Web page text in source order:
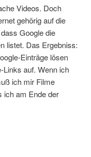
Videos. Doch
gehörig auf die
Google die
listet. Das Ergebniss:
Einträge lösen
Links auf. Wenn ich
ich mir Filme
ich am Ende der